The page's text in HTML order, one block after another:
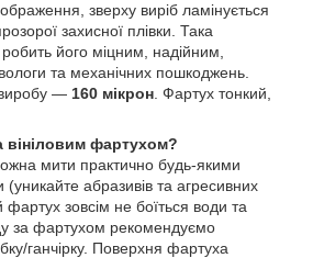
зверху виріб ламінується
захисної плівки. Така
його міцним, надійним,
та механічних пошкоджень.
— 160 мікрон . Фартух тонкий,
вініловим фартухом?
мити практично будь-якими
абразивів та агресивних
фартух зовсім не боїться води та
за фартухом рекомендуємо
ганчірку. Поверхня фартуха